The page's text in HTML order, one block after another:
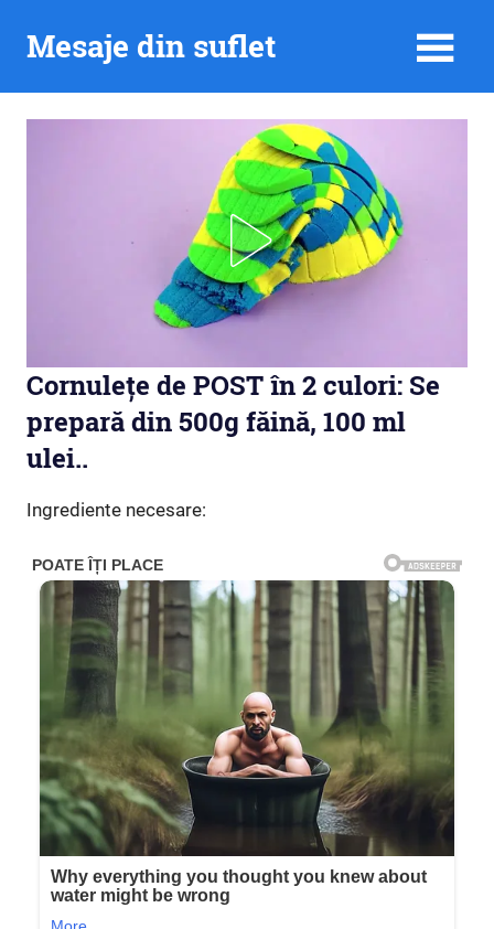
Mesaje din suflet
Cornulețe de POST în 2 culori: Se
prepară din 500g făină, 100 ml
ulei..
Ingrediente necesare: